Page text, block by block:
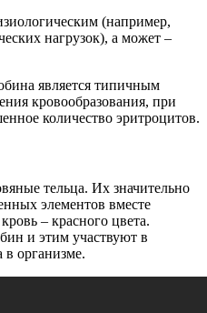
(например,
нагрузок), а может –
является типичным
кровообразования, при
количество эритроцитов.
тельца. Их значительно
элементов вместе
– красного цвета.
и этим участвуют в
в организме.